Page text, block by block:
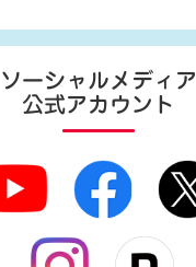
ソーシャルメディア
公式アカウント